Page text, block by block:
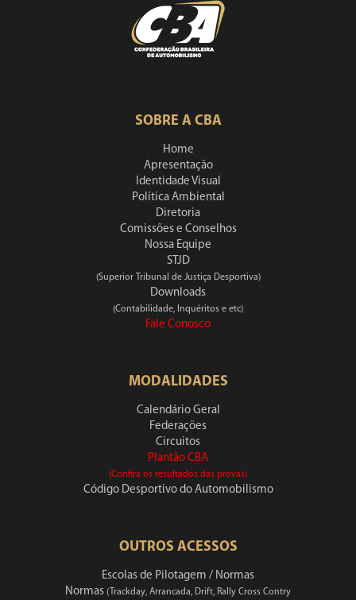
SOBRE A CBA
Home
Apresentação
Identidade Visual
Política Ambiental
Diretoria
Comissões e Conselhos
Nossa Equipe
STJD
(Superior Tribunal de Justiça Desportiva)
Downloads
(Contabilidade, Inquéritos e etc)
Fale Conosco
MODALIDADES
Calendário Geral
Federações
Circuitos
Plantão CBA
(Confira os resultados das provas)
Código Desportivo do Automobilismo
OUTROS ACESSOS
Escolas de Pilotagem / Normas
Normas (Trackday, Arrancada, Drift, Rally Cross Contry